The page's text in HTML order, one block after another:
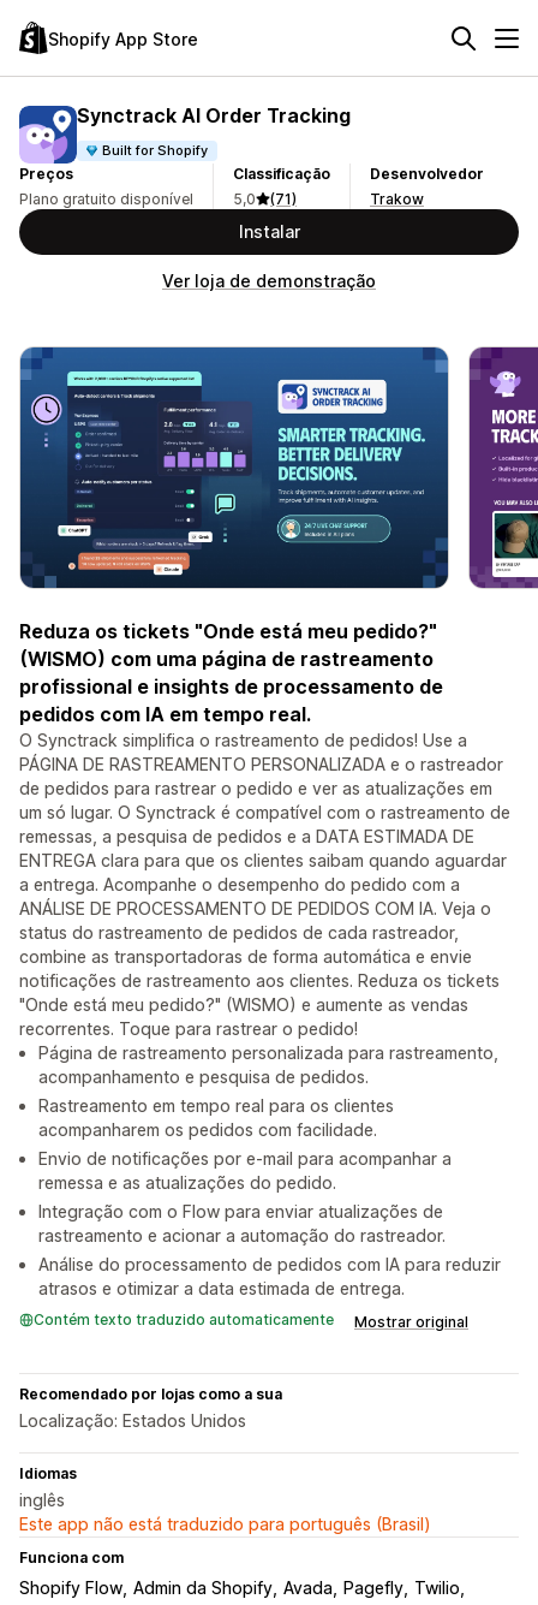
Shopify App Store
Synctrack AI Order Tracking
Built for Shopify
Preços
Plano gratuito disponível
Classificação
5,0
(71)
Desenvolvedor
Trakow
Instalar
Ver loja de demonstração
Reduza os tickets "Onde está meu pedido?"
(WISMO) com uma página de rastreamento
profissional e insights de processamento de
pedidos com IA em tempo real.
O Synctrack simplifica o rastreamento de pedidos! Use a
PÁGINA DE RASTREAMENTO PERSONALIZADA e o rastreador
de pedidos para rastrear o pedido e ver as atualizações em
um só lugar. O Synctrack é compatível com o rastreamento de
remessas, a pesquisa de pedidos e a DATA ESTIMADA DE
ENTREGA clara para que os clientes saibam quando aguardar
a entrega. Acompanhe o desempenho do pedido com a
ANÁLISE DE PROCESSAMENTO DE PEDIDOS COM IA. Veja o
status do rastreamento de pedidos de cada rastreador,
combine as transportadoras de forma automática e envie
notificações de rastreamento aos clientes. Reduza os tickets
"Onde está meu pedido?" (WISMO) e aumente as vendas
recorrentes. Toque para rastrear o pedido!
Página de rastreamento personalizada para rastreamento,
acompanhamento e pesquisa de pedidos.
Rastreamento em tempo real para os clientes
acompanharem os pedidos com facilidade.
Envio de notificações por e-mail para acompanhar a
remessa e as atualizações do pedido.
Integração com o Flow para enviar atualizações de
rastreamento e acionar a automação do rastreador.
Análise do processamento de pedidos com IA para reduzir
atrasos e otimizar a data estimada de entrega.
Contém texto traduzido automaticamente Mostrar original
Recomendado por lojas como a sua
Localização: Estados Unidos
Idiomas
inglês
Este app não está traduzido para português (Brasil)
Funciona com
Shopify Flow Admin da Shopify Avada Pagefly Twilio